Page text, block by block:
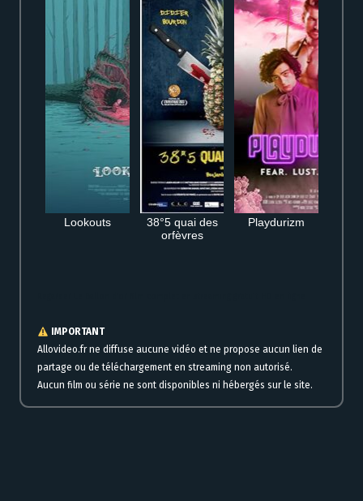
Lookouts
38°5 quai des
orfèvres
Playdurizm
IMPORTANT
Allovideo.fr ne diffuse aucune vidéo et ne propose aucun lien de
partage ou de téléchargement en streaming non autorisé.
Aucun film ou série ne sont disponibles ni hébergés sur le site.